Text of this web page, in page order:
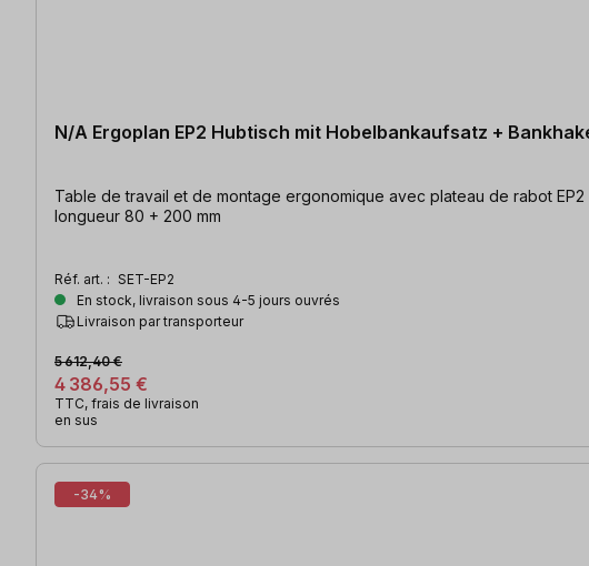
N/A Ergoplan EP2 Hubtisch mit Hobelbankaufsatz +
Table de travail et de montage ergonomique avec plateau de rabot
longueur 80 + 200 mm
Réf. art. : SET-EP2
En stock, livraison sous 4-5 jours ouvrés
Livraison par transporteur
4 386,55 €
5 612,40 €
TTC, frais de livraison
en sus
-34%